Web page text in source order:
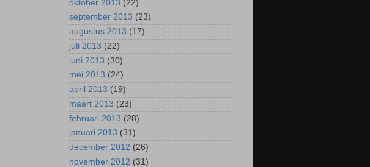
oktober 2013 (22)
september 2013 (23)
augustus 2013 (17)
juli 2013 (22)
juni 2013 (30)
mei 2013 (24)
april 2013 (19)
maart 2013 (23)
februari 2013 (28)
januari 2013 (31)
december 2012 (26)
november 2012 (31)